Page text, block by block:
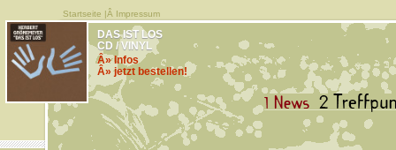
Startseite |Â Impressum
DAS IST LOS
CD / VINYL
Â» Infos
Â» jetzt bestellen!